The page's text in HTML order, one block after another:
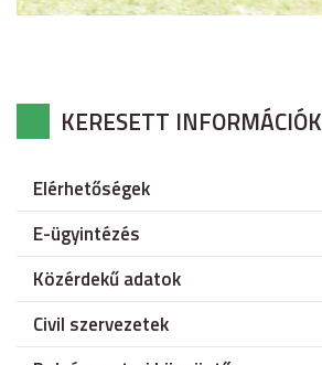
KERESETT INFORMÁCIÓK
Elérhetőségek
E-ügyintézés
Közérdekű adatok
Civil szervezetek